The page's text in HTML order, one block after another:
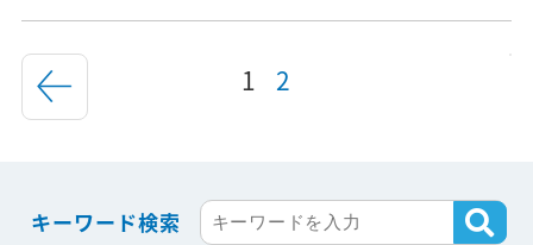
1 2
キーワード検索